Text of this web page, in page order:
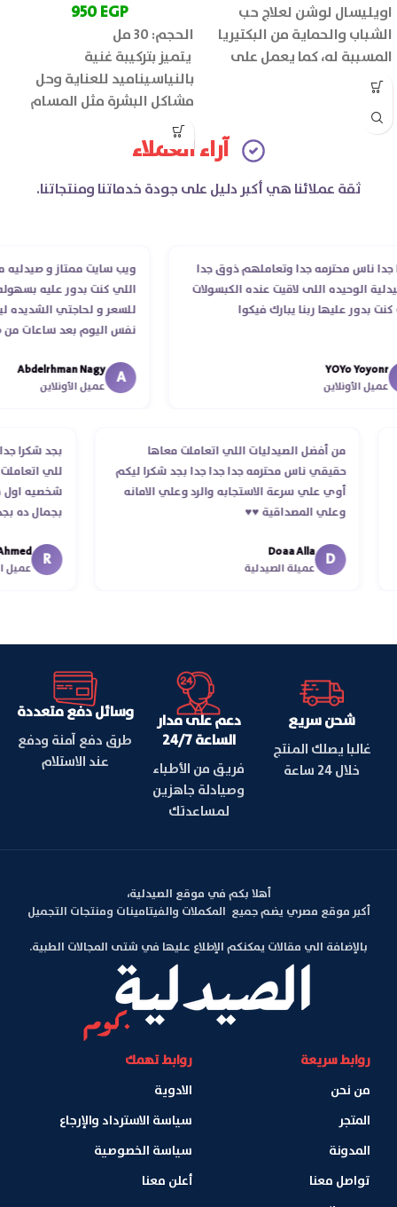
اويليسال لوشن لعلاج حب
الشباب والحماية من البكتيريا
المسببة له، كما يعمل على
تهدئة البشرة وتقليل الاحمرار
والتهيج بها.
950EGP
الحجم: 30 مل
يتميز بتركيبة غنية
بالنياسيناميد للعناية وحل
مشاكل البشرة مثل المسام
الواسعة وحب الشباب والبقع
الداكنة.
آراء العملاء
ثقة عملائنا هي أكبر دليل على جودة خدماتنا ومنتجاتنا.
ناس محترمه جدا وتعاملهم ذوق جدا
الوحيده اللى لاقيت عنده الكبسولات
بدور عليها ربنا يبارك فيكوا
YOYo
الأونلاين
ويب سايت ممتاز و صيدليه
اللي كنت بدور عليه بسهوله
للسعر و لحاجتي الشديده
نفس اليوم بعد ساعات من
انتهاء موعد عمله ..فضل يتابع
استلمت ..شكرا جزيلا ليكم
A
Abdelrhman Nagy
عميل الأونلاين
من أفضل الصيدليات اللي اتعاملت معاها
حقيقي ناس محترمه جدا جدا جدا بجد شكرا ليكم
أوي علي سرعة الاستجابه والرد وعلي الامانه
وعلي المصداقية ♥️♥️‏
D
Doaa Alla
عميلة الصيدلية
بجد
للي
شخصيه
بجمال
R
شحن سريع
غالبا يصلك المنتج
خلال 24 ساعة
دعم على مدار
الساعة 24/7
فريق من الأطباء
وصيادلة جاهزين
لمساعدتك
وسائل دفع متعددة
طرق دفع آمنة ودفع
عند الاستلام
أهلا بكم في موقع الصيدلية،
أكبر موقع مصري يضم جميع المكملات والفيتامينات ومنتجات التجميل
بالإضافة الي مقالات يمكنكم الإطلاع عليها في شتى المجالات الطبية.
روابط سريعة
من نحن
المتجر
المدونة
تواصل معنا
روابط تهمك
الادوية
سياسة الاسترداد والإرجاع
سياسة الخصوصية
أعلن معنا